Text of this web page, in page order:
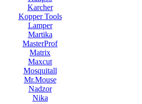
Karcher
Kopper Tools
Lamper
Martika
MasterProf
Matrix
Maxcut
Mosquitall
Mr.Mouse
Nadzor
Nika